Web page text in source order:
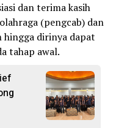
dan terima kasih
(pengcab) dan
hingga dirinya dapat
tahap awal.